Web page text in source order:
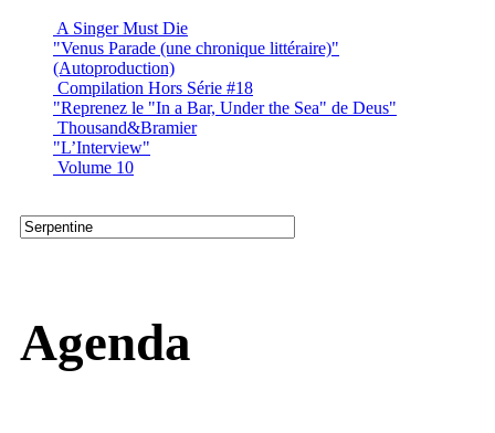
A Singer Must Die
"Venus Parade (une chronique littéraire)"
(Autoproduction)
Compilation Hors Série #18
"Reprenez le "In a Bar, Under the Sea" de Deus"
Thousand&Bramier
"L’Interview"
Volume 10
Agenda